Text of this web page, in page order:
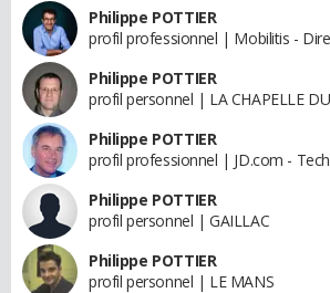
Philippe POTTIER
profil professionnel | Mobilitis -
Philippe POTTIER
profil personnel | LA CHAPELLE
Philippe POTTIER
profil professionnel | JD.com -
Philippe POTTIER
profil personnel | GAILLAC
Philippe POTTIER
profil personnel | LE MANS